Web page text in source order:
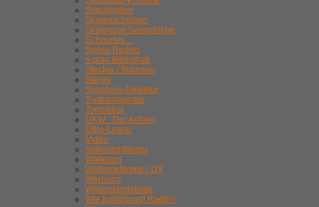
Signalgeber
Skalenscheiben
Skalenseil Seilantriebe
Schnurlos ...
Spass-Radios
s-plan Bibliothek
Stecker / Buchsen
Stereo
Synchron-Detektor
Tonbandgeräte
Tonmöbel
UKW - Der Anfang
Ultra-Linear
Video
Volksempfänger
Walkman
Weltempfänger / DX
Werbung
Widerstandskode
Wie funktioniert Radio?